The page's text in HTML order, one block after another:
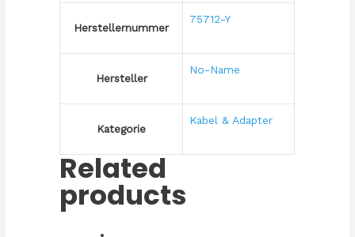
Herstellernummer
75712-Y
Hersteller
No-Name
Kategorie
Kabel & Adapter
Related
products